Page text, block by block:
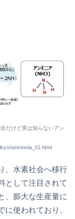
だけど実は知らないアン
ammonia_01.html
、水素社会へ移行
として注目されて
、膨大な生産量に
使われており、